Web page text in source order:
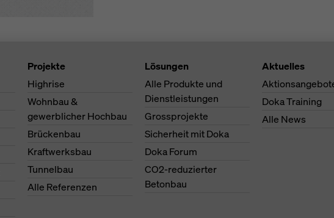
Projekte
Highrise
Wohnbau &
gewerblicher Hochbau
Brückenbau
Kraftwerksbau
Tunnelbau
Alle Referenzen
Lösungen
Alle Produkte und
Dienstleistungen
Grossprojekte
Sicherheit mit Doka
Doka Forum
CO2-reduzierter
Betonbau
Aktuelles
Doka Training
Alle News